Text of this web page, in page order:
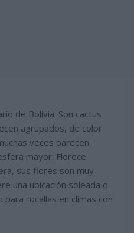
de Bolivia. Son cactus
agrupados, de color
veces parecen
mayor. Florece
sus flores son muy
una ubicación soleada o
para rocallas en climas con